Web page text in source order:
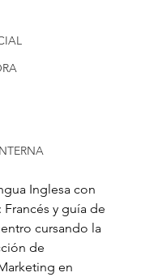
Inglesa con
y guía de
cursando la
de
en